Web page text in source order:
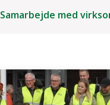
Samarbejde med